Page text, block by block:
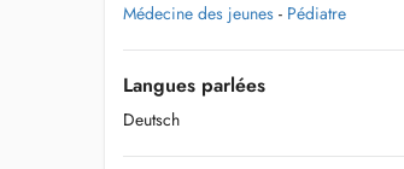
Médecine des jeunes - Pédiatre
Langues parlées
Deutsch